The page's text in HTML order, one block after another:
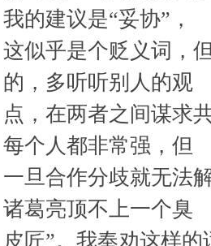
我的建议是“妥协”，
这似乎是个贬义词，
的，多听听别人的观
点，在两者之间谋求
每个人都非常强，但
一旦合作分歧就无法
诸葛亮顶不上一个臭
皮匠”。我奉劝这样